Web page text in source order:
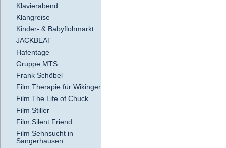
Klavierabend
Klangreise
Kinder- & Babyflohmarkt
JACKBEAT
Hafentage
Gruppe MTS
Frank Schöbel
Film Therapie für Wikinger
Film The Life of Chuck
Film Stiller
Film Silent Friend
Film Sehnsucht in
Sangerhausen